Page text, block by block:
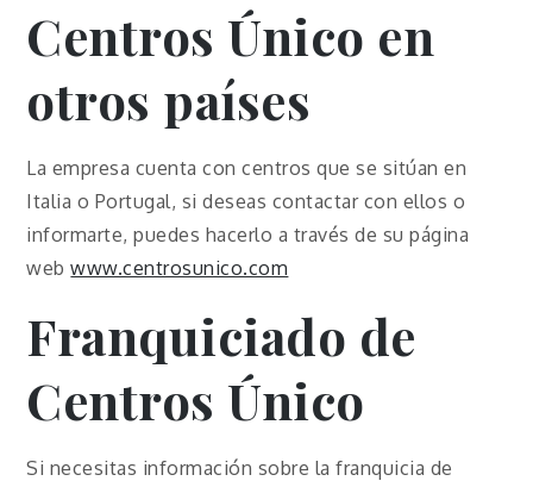
Centros Único en
otros países
La empresa cuenta con centros que se sitúan en
Italia o Portugal, si deseas contactar con ellos o
informarte, puedes hacerlo a través de su página
webwww.centrosunico.com
Franquiciado de
Centros Único
Si necesitas información sobre la franquicia de